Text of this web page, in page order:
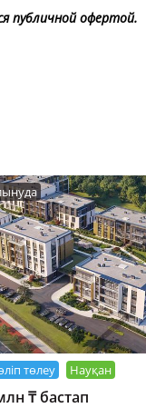
публичной офертой.
төлеу Науқан
₸ бастап